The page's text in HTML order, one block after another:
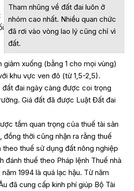
Tham nhũng về đất đai luôn ở
nhóm cao nhất. Nhiều quan chức
đã rơi vào vòng lao lý cũng chỉ vì
đất.
xuống (bằng 1 cho mọi vùng)
khu vực ven đô (từ 1,5-2,5).
đai ngày càng được coi trọng
Giá đất đã được Luật Đất đai
tầm quan trọng của thuế tài sản
thời cũng nhận ra rằng thuế
thuế sử dụng đất nông nghiệp
đánh thuế theo Pháp lệnh Thuế nhà
1994 là quá lạc hậu. Từ năm
đã cung cấp kinh phí giúp Bộ Tài